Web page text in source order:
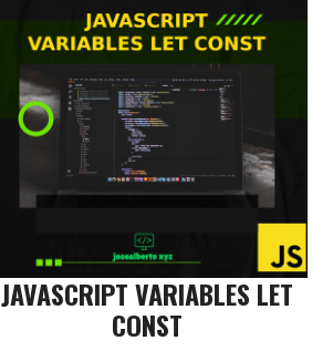
JAVASCRIPT VARIABLES LET
CONST